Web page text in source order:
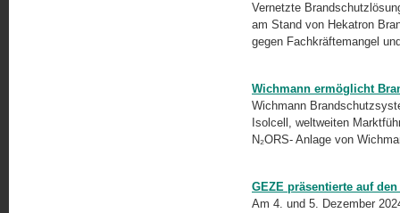
Vernetzte
am Stand von Hekatron
gegen Fachkräftemangel
Wichmann ermöglicht
Wichmann
Isolcell, weltweiten
N₂ORS- Anlage von
GEZE präsentierte auf
Am 4. und 5. Dezember